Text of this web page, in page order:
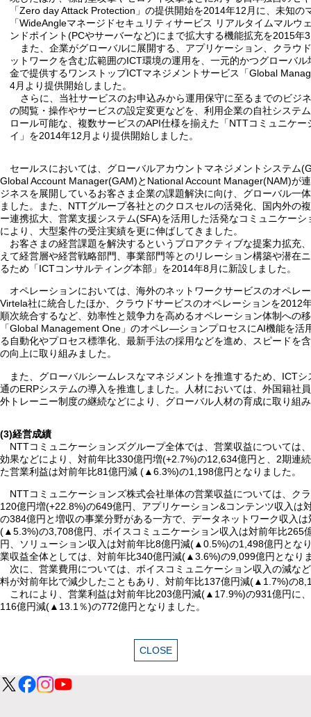
「Zero day Attack Protection」の提供開始を2014年12月に、未知の
「WideAngleマネージドセキュリティサービス リアルタイムマルウ
ンドポイント(PCやサーバーなど)にまで拡大する機能拡充を2015年
また、企業がグローバルに展開する、アプリケーション、クラウ
ットワークを含む広範囲のICT環境の運用を、一元的かつグローバ
金で提供するワンストップICTマネジメントサービス「Global
4月より提供開始しました。
さらに、当社サービスのお申込みから運用保守に至るまでのビジ
の閲覧・操作やサービスの設定変更などを、利用企業の自社システ
ロール可能な、複数サービスのAPI仕様を揃えた「NTTコミュニケ
イ」を2014年12月より提供開始しました。
セールスにおいては、グローバルアカウントマネジメントシステム
Global Account Manager(GAM)とNational Account Manager(NAM)が
ジネスを展開しているお客さま企業の課題解決に向け、グローバル一
ました。また、NTTグループ各社とのクロスセルの活発化、国内外の
ー連携拡大、営業支援システム(SFA)を活用した活発なコミュニケー
により、大型案件の受注実績を更に伸ばしてきました。
お客さまの経営課題を解決するというプロアクティブな提案力拡充
えて経営層や経営戦略部門、事業部門等とのリレーション構築や潜在
るため「ICTコンサルティング本部」を2014年8月に新設しました。
オペレーションにおいては、海外のネットワークサービスのオペレ
Virtela社に統合したほか、クラウドサービスのオペレーションを2012
順次統合するなど、効率性と競争力を高めるオペレーション体制への
「Global Management One」のオペレ―ションプロセスにAI機能を活
る自動化やプロセス標準化、最新手法の採用などを進め、スピードを
の向上に取り組みました。
また、グローバルシームレスなマネジメントを推進するため、ICT
通のERPシステムの導入を推進しました。人材においては、外国籍社
外トレーニー制度の継続などにより、グローバル人材の育成に取り組
(3)経営成績
NTTコミュニケーションズグループ全体では、営業収益については
効果などにより、対前年比330億円増(+2.7%)の12,634億円と、2期連
た営業利益は対前年比81億円減 (▲6.3%)の1,198億円となりました。
NTTコミュニケーションズ株式会社単体の営業収益については、ク
120億円増(+22.8%)の649億円、アプリケーション&コンテンツ収入は
の384億円と増収の事業分野がある一方で、データネットワーク収入
(▲5.3%)の3,708億円、ボイスコミュニケーション収入は対前年比265
円、ソリューション収入は対前年比8億円減(▲0.5%)の1,498億円とな
業収益全体としては、対前年比340億円減(▲3.6%)の9,099億円となり
次に、営業費用については、ボイスコミュニケーション収入の減な
料が対前年比で減少したこともあり、対前年比137億円減(▲1.7%)の
これにより、営業利益は対前年比203億円減(▲17.9%)の931億円に
116億円減(▲13.1％)の772億円となりました。